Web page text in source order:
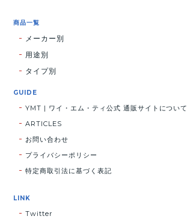
商品一覧
メーカー別
用途別
タイプ別
GUIDE
YMT | ワイ・エム・ティ公式 通販サイトについて
ARTICLES
お問い合わせ
プライバシーポリシー
特定商取引法に基づく表記
LINK
Twitter